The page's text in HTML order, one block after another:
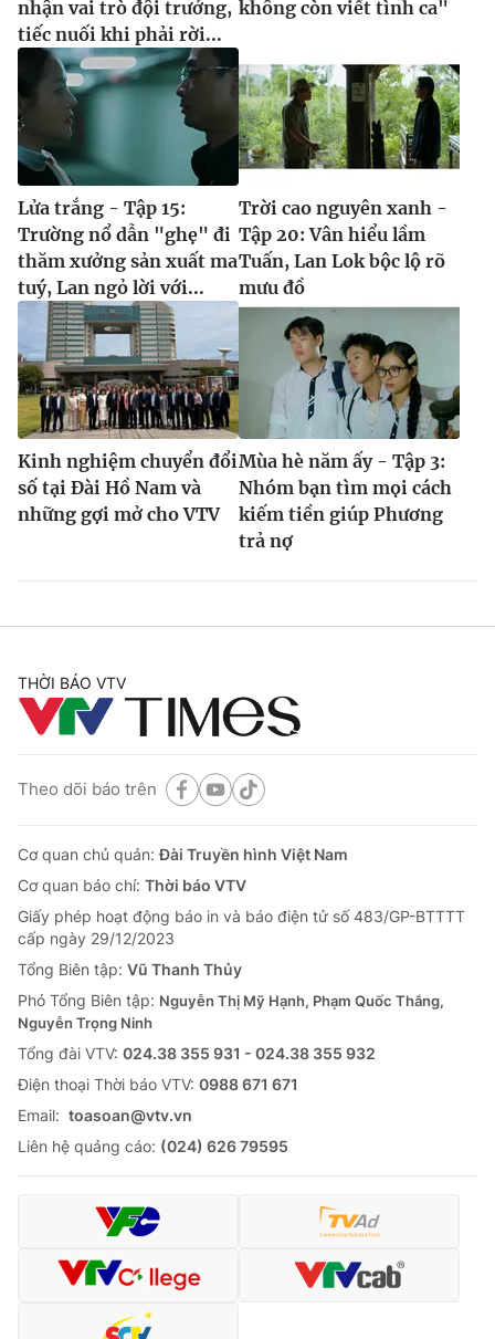
nhận vai trò đội trưởng,
tiếc nuối khi phải rời...
không còn viết tình ca"
Lửa trắng - Tập 15:
Trường nổ dẫn "ghẹ" đi
thăm xưởng sản xuất ma
tuý, Lan ngỏ lời với...
Trời cao nguyên xanh -
Tập 20: Vân hiểu lầm
Tuấn, Lan Lok bộc lộ rõ
mưu đồ
Kinh nghiệm chuyển đổi
số tại Đài Hồ Nam và
những gợi mở cho VTV
Mùa hè năm ấy - Tập 3:
Nhóm bạn tìm mọi cách
kiếm tiền giúp Phương
trả nợ
THỜI BÁO VTV
Theo dõi báo trên
Cơ quan chủ quản:Đài Truyền hình Việt Nam
Cơ quan báo chí: Thời báo VTV
Giấy phép hoạt động báo in và báo điện tử số 483/GP-BTTTT
cấp ngày 29/12/2023
Tổng Biên tập: Vũ Thanh Thủy
Phó Tổng Biên tập: Nguyễn Thị Mỹ Hạnh, Phạm Quốc Thắng,
Nguyễn Trọng Ninh
Tổng đài VTV: 024.38 355 931 - 024.38 355 932
Ðiện thoại Thời báo VTV: 0988 671 671
Email: toasoan@vtv.vn
Liên hệ quảng cáo: (024) 626 79595